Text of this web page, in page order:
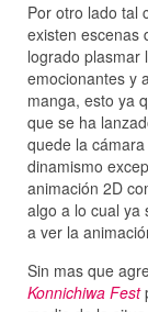
Por otro lado tal
existen escenas
logrado plasmar
emocionantes y
manga, esto ya
que se ha
quede la
dinamismo
animación 2D
algo a lo cual ya
a ver la
Sin mas que
Konnichiwa Fest